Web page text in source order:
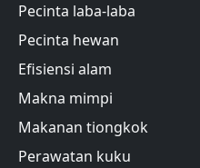
Pecinta laba-laba
Pecinta hewan
Efisiensi alam
Makna mimpi
Makanan tiongkok
Perawatan kuku